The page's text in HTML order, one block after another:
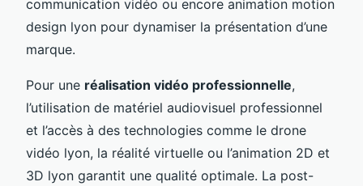
communication vidéo ou encore animation motion
design lyon pour dynamiser la présentation d’une
marque.
Pour une réalisation vidéo professionnelle,
l’utilisation de matériel audiovisuel professionnel
et l’accès à des technologies comme le drone
vidéo lyon, la réalité virtuelle ou l’animation 2D et
3D lyon garantit une qualité optimale. La post-